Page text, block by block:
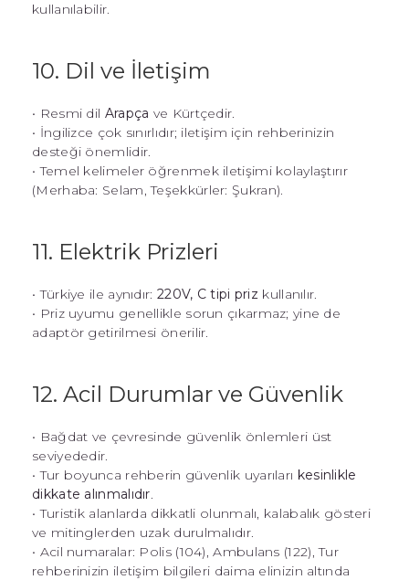
kullanılabilir.
10. Dil ve İletişim
• Resmi dil Arapça ve Kürtçedir.
• İngilizce çok sınırlıdır; iletişim için rehberinizin
desteği önemlidir.
• Temel kelimeler öğrenmek iletişimi kolaylaştırır
(Merhaba: Selam, Teşekkürler: Şukran).
11. Elektrik Prizleri
• Türkiye ile aynıdır: 220V, C tipi priz kullanılır.
• Priz uyumu genellikle sorun çıkarmaz; yine de
adaptör getirilmesi önerilir.
12. Acil Durumlar ve Güvenlik
• Bağdat ve çevresinde güvenlik önlemleri üst
seviyededir.
• Tur boyunca rehberin güvenlik uyarıları kesinlikle
dikkate alınmalıdır.
• Turistik alanlarda dikkatli olunmalı, kalabalık gösteri
ve mitinglerden uzak durulmalıdır.
• Acil numaralar: Polis (104), Ambulans (122), Tur
rehberinizin iletişim bilgileri daima elinizin altında